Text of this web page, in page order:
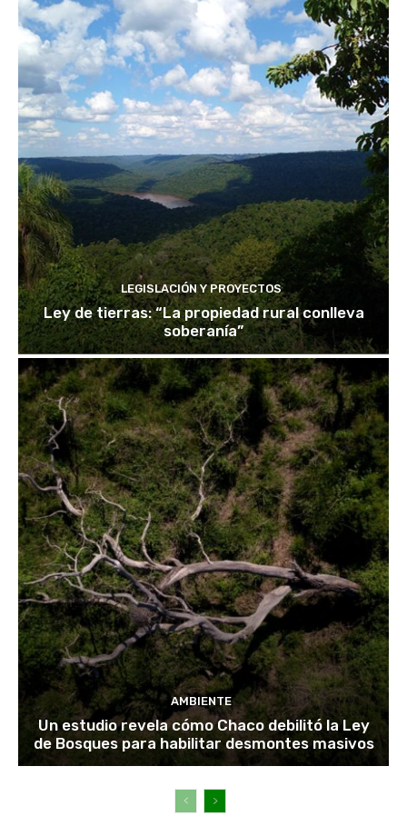
LEGISLACIÓN Y PROYECTOS
Ley de tierras: “La propiedad rural conlleva
soberanía”
AMBIENTE
Un estudio revela cómo Chaco debilitó la Ley
de Bosques para habilitar desmontes masivos